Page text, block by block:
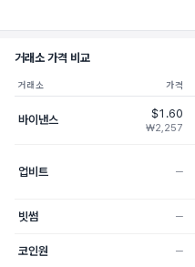
거래소 가격 비교
거래소 가격
바이낸스 $1.60
₩2,257
업비트 ─
빗썸 ─
코인원 ─